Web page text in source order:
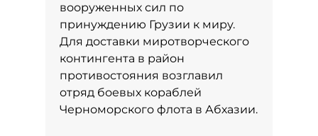
вооруженных сил по
принуждению Грузии к миру.
Для доставки миротворческого
контингента в район
противостояния возглавил
отряд боевых кораблей
Черноморского флота в Абхазии.